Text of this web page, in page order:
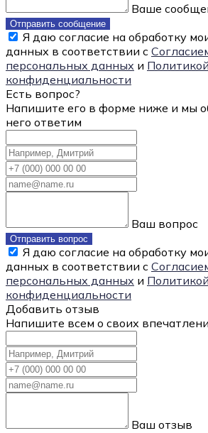
Ваше
Отправить сообщение
Я даю согласие на обработку
данных в соответствии с
персональных данных и Политикой
конфиденциальности
Есть вопрос?
Напишите его в форме ниже и мы
него ответим
Ваш вопрос
Отправить вопрос
Я даю согласие на обработку
данных в соответствии с
персональных данных и Политикой
конфиденциальности
Добавить отзыв
Напишите всем о своих
Ваш отзыв